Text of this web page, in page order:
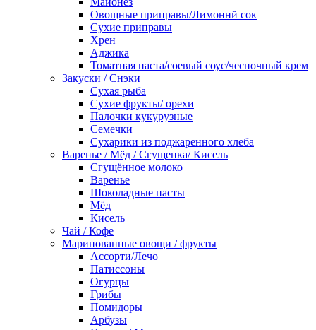
Овощные приправы/Лимоннй сок
Сухие приправы
Хрен
Аджика
Томатная паста/соевый соус/чесночный крем
Закуски / Снэки
Сухая рыба
Сухие фрукты/ орехи
Палочки кукурузные
Семечки
Сухарики из поджаренного хлеба
Варенье / Мёд / Сгущенка/ Кисель
Сгущённое молоко
Варенье
Шоколадные пасты
Мёд
Кисель
Чай / Кофе
Маринованные овощи / фрукты
Ассорти/Лечо
Патиссоны
Огурцы
Грибы
Помидоры
Арбузы